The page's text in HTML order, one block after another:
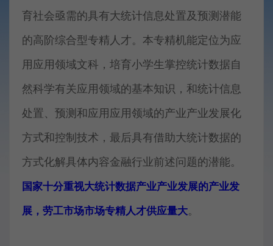
育社会亟需的具有大统计信息处置及预测潜能
的高阶综合型专精人才。本专精机能定位为应
用应用领域文科，培育小学生掌控统计数据自
然科学有关应用领域的基本知识，和统计信息
处置、预测和应用应用领域的产业产业发展化
方式和控制技术，最后具有借助大统计数据的
方式化解具体内容金融行业前述问题的潜能。
国家十分重视大统计数据产业产业发展的产业发
展，劳工市场市场专精人才供应量大。